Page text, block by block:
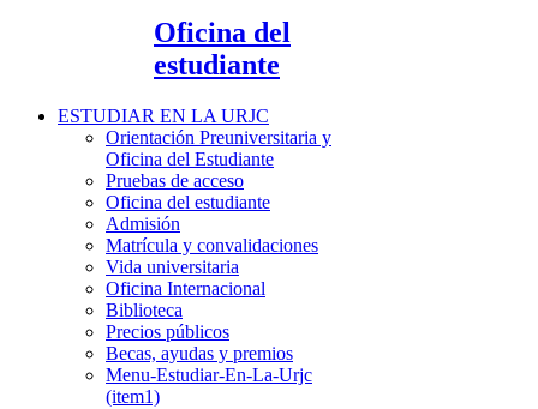
Oficina del
estudiante
ESTUDIAR EN LA URJC
Orientación Preuniversitaria y
Oficina del Estudiante
Pruebas de acceso
Oficina del estudiante
Admisión
Matrícula y convalidaciones
Vida universitaria
Oficina Internacional
Biblioteca
Precios públicos
Becas, ayudas y premios
Menu-Estudiar-En-La-Urjc
(item1)